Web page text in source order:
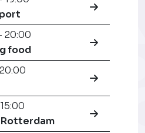
20:00
food
Rotterdam